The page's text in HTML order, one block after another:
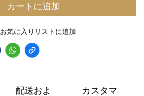
カートに追加
お気に入りリストに追加
配送およ
カスタマ